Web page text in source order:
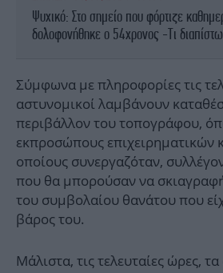
Ψυχικό: Στο σημείο που φόρτιζε
δολοφονήθηκε ο 54χρονος -Τι
Σύμφωνα με πληροφορίες τις
αστυνομικοί λαμβάνουν
περιβάλλον του τοπογράφου,
εκπροσώπους επιχειρηματικών
οποίους συνεργαζόταν,
που θα μπορούσαν να
του συμβολαίου θανάτου που
βάρος του.
Μάλιστα, τις τελευταίες ώρες,